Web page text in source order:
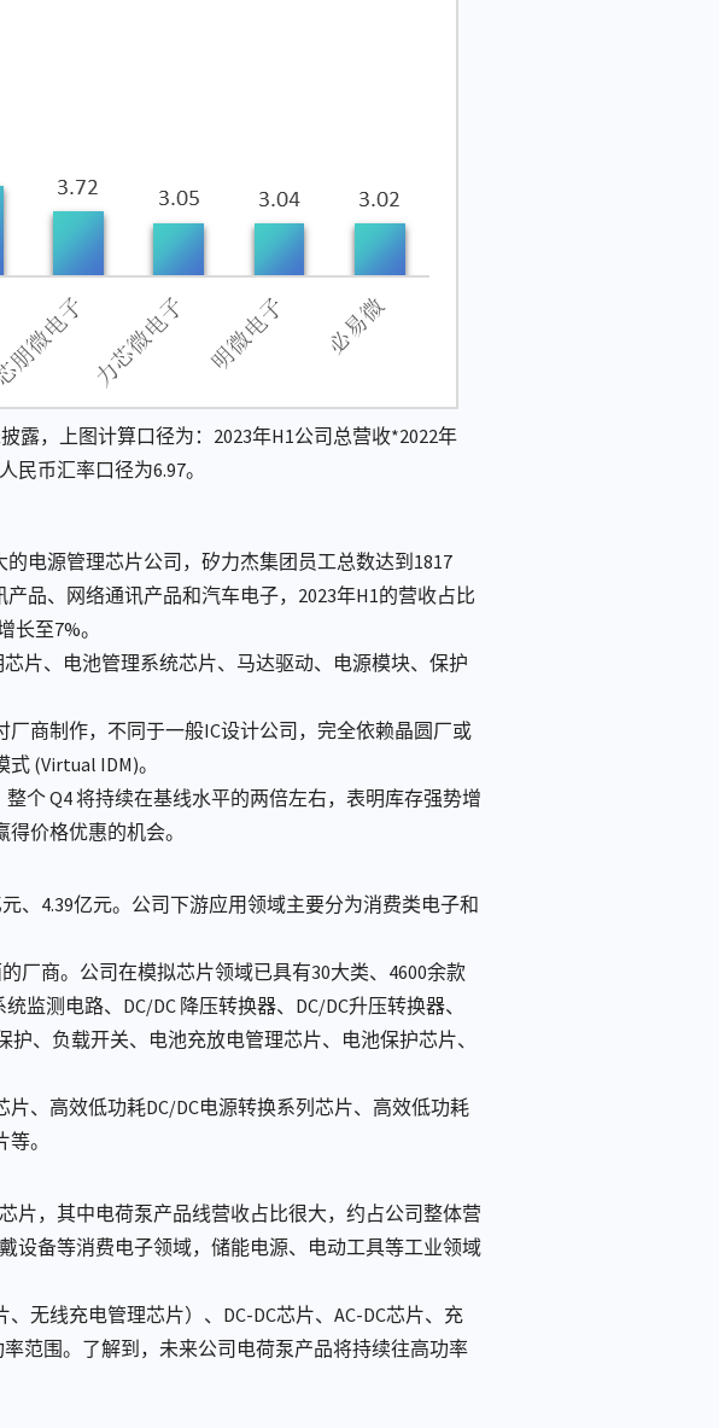
露，上图计算口径为：2023年H1公司总营收*2022年
币汇率口径为6.97。
电源管理芯片公司，矽力杰集团员工总数达到1817
品、网络通讯产品和汽车电子，2023年H1的营收占比
至7%。
片、电池管理系统芯片、马达驱动、电源模块、保护
商制作，不同于一般IC设计公司，完全依赖晶圆厂或
(Virtual IDM)。
个 Q4 将持续在基线水平的两倍左右，表明库存强势增
价格优惠的机会。
、4.39亿元。公司下游应用领域主要分为消费类电子和
厂商。公司在模拟芯片领域已具有30大类、4600余款
测电路、DC/DC 降压转换器、DC/DC升压转换器、
护、负载开关、电池充放电管理芯片、电池保护芯片、
、高效低功耗DC/DC电源转换系列芯片、高效低功耗
。
片，其中电荷泵产品线营收占比很大，约占公司整体营
设备等消费电子领域，储能电源、电动工具等工业领域
无线充电管理芯片）、DC-DC芯片、AC-DC芯片、充
范围。了解到，未来公司电荷泵产品将持续往高功率